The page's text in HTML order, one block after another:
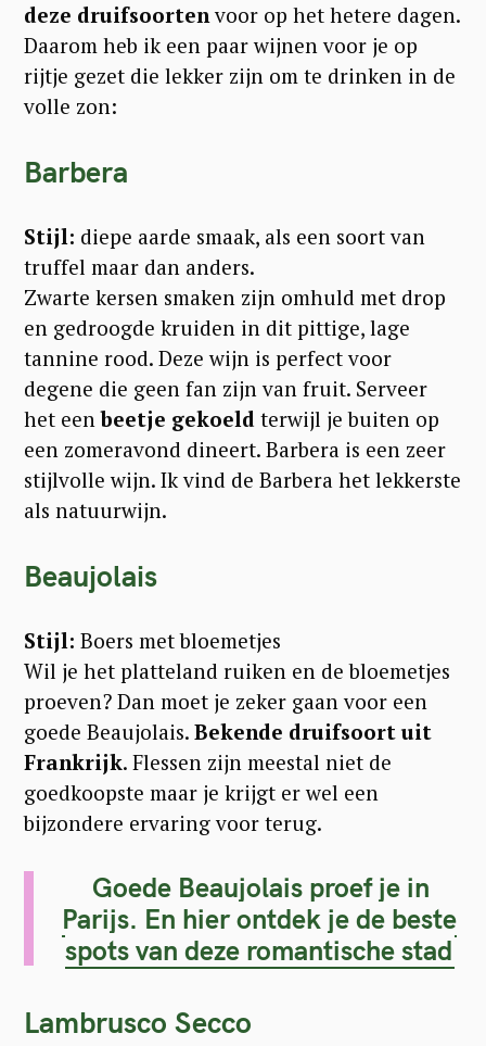
deze druifsoortenvoor op het hetere dagen.
Daarom heb ik een paar wijnen voor je op
rijtje gezet die lekker zijn om te drinken in de
volle zon:
Barbera
Stijl: diepe aarde smaak, als een soort van
truffel maar dan anders.
Zwarte kersen smaken zijn omhuld met drop
en gedroogde kruiden in dit pittige, lage
tannine rood. Deze wijn is perfect voor
degene die geen fan zijn van fruit. Serveer
het eenbeetje gekoeld terwijl je buiten op
een zomeravond dineert. Barbera is een zeer
stijlvolle wijn. Ik vind de Barbera het lekkerste
als natuurwijn.
Beaujolais
Stijl: Boers met bloemetjes
Wil je het platteland ruiken en de bloemetjes
proeven? Dan moet je zeker gaan voor een
goede Beaujolais. Bekende druifsoort uit
Frankrijk. Flessen zijn meestal niet de
goedkoopste maar je krijgt er wel een
bijzondere ervaring voor terug.
Goede Beaujolais proef je in
Parijs. En hier ontdek je de beste
spots van deze romantische stad
Lambrusco Secco